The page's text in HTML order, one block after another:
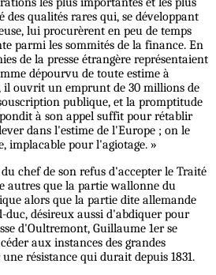
qualités rares qui, se développant
lui procurèrent en peu de temps
parmi les sommités de la finance. En
de la presse étrangère représentaient
dépourvu de toute estime à
ouvrit un emprunt de 30 millions de
publique, et la promptitude
à son appel suffit pour rétablir
dans l'estime de l'Europe ; on le
implacable pour l'agiotage. »
chef de son refus d'accepter le Traité
autres que la partie wallonne du
alors que la partie dite allemande
désireux aussi d'abdiquer pour
d'Oultremont, Guillaume 1er se
aux instances des grandes
résistance qui durait depuis 1831.